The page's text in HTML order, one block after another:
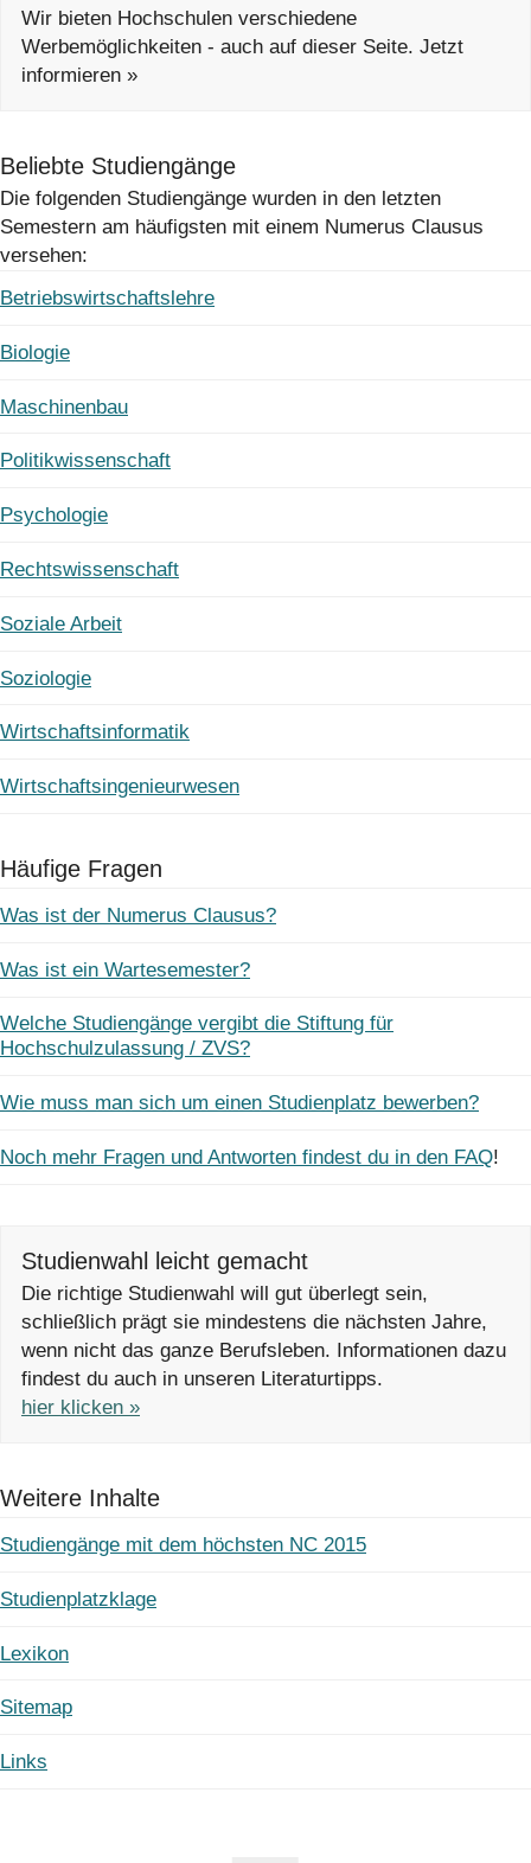
Wir bieten Hochschulen verschiedene
Werbemöglichkeiten - auch auf dieser Seite. Jetzt
informieren »
Beliebte Studiengänge
Die folgenden Studiengänge wurden in den letzten
Semestern am häufigsten mit einem Numerus Clausus
versehen:
Betriebswirtschaftslehre
Biologie
Maschinenbau
Politikwissenschaft
Psychologie
Rechtswissenschaft
Soziale Arbeit
Soziologie
Wirtschaftsinformatik
Wirtschaftsingenieurwesen
Häufige Fragen
Was ist der Numerus Clausus?
Was ist ein Wartesemester?
Welche Studiengänge vergibt die Stiftung für
Hochschulzulassung / ZVS?
Wie muss man sich um einen Studienplatz bewerben?
Noch mehr Fragen und Antworten findest du in den FAQ!
Studienwahl leicht gemacht
Die richtige Studienwahl will gut überlegt sein,
schließlich prägt sie mindestens die nächsten Jahre,
wenn nicht das ganze Berufsleben. Informationen dazu
findest du auch in unseren Literaturtipps.
hier klicken »
Weitere Inhalte
Studiengänge mit dem höchsten NC 2015
Studienplatzklage
Lexikon
Sitemap
Links